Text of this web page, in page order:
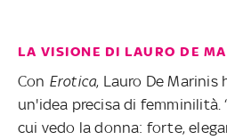
LA VISIONE DI LAURO DE
Con Erotica, Lauro De
un'idea precisa di femminilità.
cui vedo la donna: forte,